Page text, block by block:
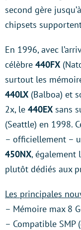
second gère
chipsets
En 1996, avec
célèbre 440FX
surtout les
440LX (Balboa) et
2x, le 440EX sans
(Seattle) en 1998.
– officiellement –
450NX, également
plutôt dédiés aux
Les principales
– Mémoire max 8
– Compatible SMP